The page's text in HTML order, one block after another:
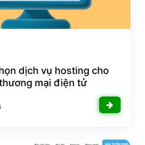
dịch vụ hosting cho
mại điện tử